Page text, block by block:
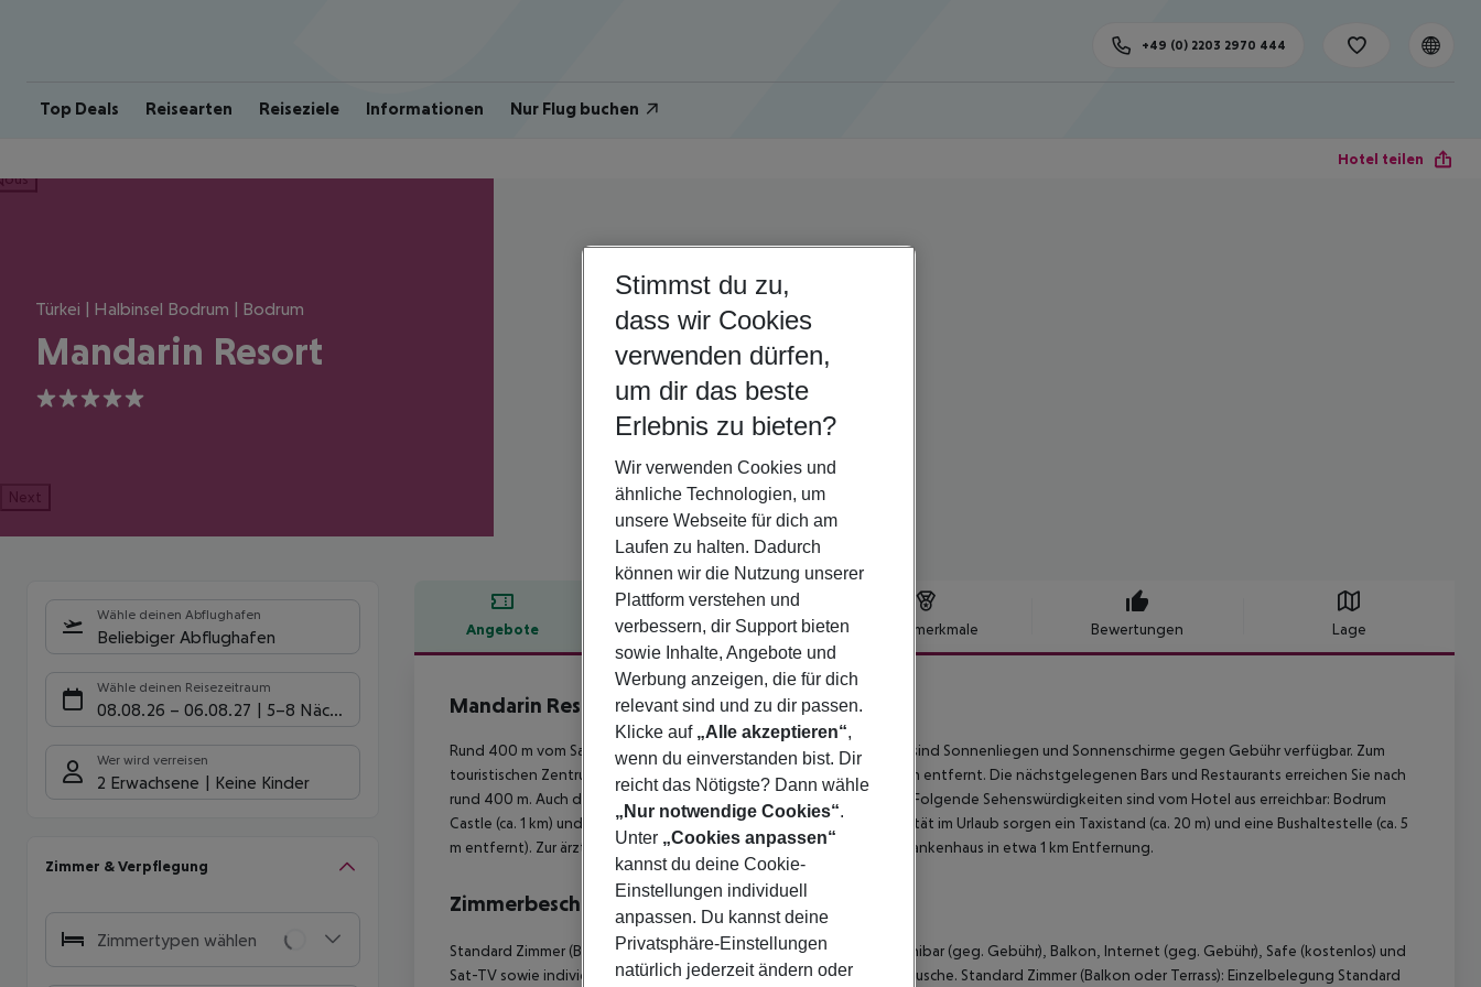
Top Deals Reisearten Reiseziele Informationen Nur Flug buchen
+49 (0) 2203 2970 444
Hotel teilen
Türkei | Halbinsel Bodrum | Bodrum
Mandarin Resort
5
Next
Wähle deinen Abflughafen
Beliebiger Abflughafen
Wähle deinen Reisezeitraum
08.08.26 – 06.08.27 5-8 Nächte
Wer wird verreisen
2 Erwachsene Keine Kinder
Zimmer & Verpflegung
Zimmertypen wählen
Angebote Hotelbeschreibung Hotelmerkmale Bewertungen Lage
Hotelbeschreibung
Mandarin Resort
5
Rund 400 m vom Sandstrand entfernt gelegenes Hotel. Am Strand sind Sonnenliegen und Sonnenschirme gegen Gebühr verfügbar. Zum
touristischen Zentrum sind es ca. 200 m. Die Stadt Mugla ist ca. 110 km entfernt. Die nächstgelegenen Bars und Restaurants erreichen Sie nach
rund 400 m. Auch die nächste Diskothek liegt rund 400 m entfernt. Folgende Sehenswürdigkeiten sind vom Hotel aus erreichbar: Bodrum
Castle (ca. 1 km) und Bodrum Underwater Museum (ca. 1 km). Für Mobilität im Urlaub sorgen ein Taxistand (ca. 20 m) und eine Bushaltestelle (ca. 5
m entfernt). Zur ärztlichen Versorgung im Notfall befindet sich ein Krankenhaus in etwa 1 km Entfernung.
Zimmerbeschreibung
Standard Zimmer (Balkon oder Terrass):Mit Babybett (kostenlos), Minibar (geg. Gebühr), Balkon, Internet (geg. Gebühr), Safe (kostenlos) und
Sat-TV sowie individuell regulierbarer Klimaanlage. Badezimmer mit Dusche. Standard Zimmer (Balkon oder Terrass): Einzelbelegung Standard
Stimmst du zu,
dass wir Cookies
verwenden dürfen,
um dir das beste
Erlebnis zu bieten?
Wir verwenden Cookies und
ähnliche Technologien, um
unsere Webseite für dich am
Laufen zu halten. Dadurch
können wir die Nutzung unserer
Plattform verstehen und
verbessern, dir Support bieten
sowie Inhalte, Angebote und
Werbung anzeigen, die für dich
relevant sind und zu dir passen.
Klicke auf „Alle akzeptieren“,
wenn du einverstanden bist. Dir
reicht das Nötigste? Dann wähle
„Nur notwendige Cookies“.
Unter „Cookies anpassen“
kannst du deine Cookie-
Einstellungen individuell
anpassen. Du kannst deine
Privatsphäre-Einstellungen
natürlich jederzeit ändern oder